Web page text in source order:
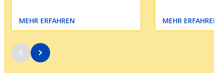
MEHR ERFAHREN MEHR ERFAHREN